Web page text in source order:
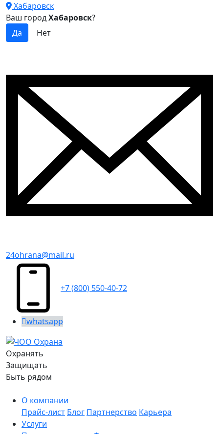
Хабаровск
Ваш городХабаровск?
24ohrana@mail.ru
+7 (800) 550-40-72
whatsapp
Охранять
Защищать
Быть рядом
О компании
Прайс-лист Блог Партнерство Карьера
Услуги